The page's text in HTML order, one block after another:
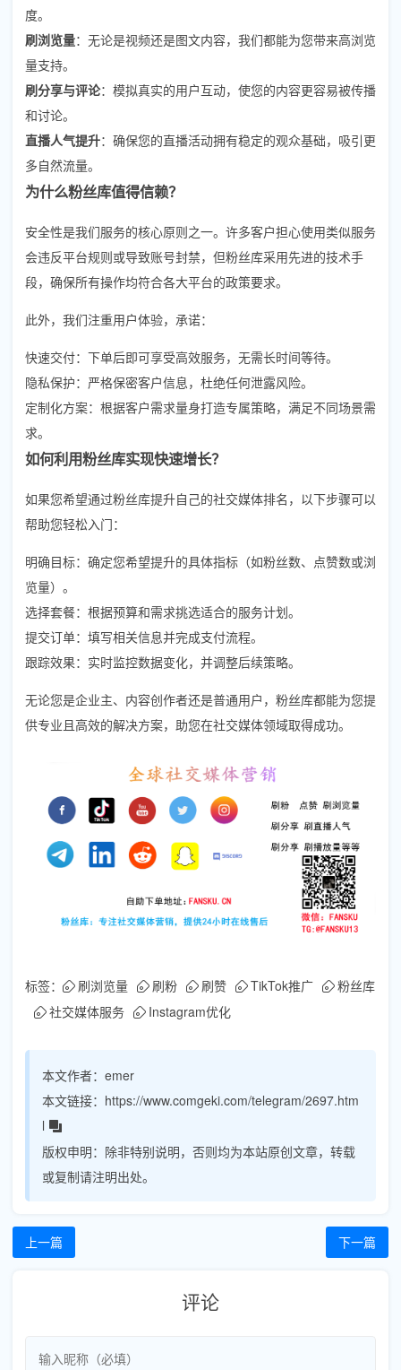
度。
刷浏览量：无论是视频还是图文内容，我们都能为您带来高浏览
量支持。
刷分享与评论：模拟真实的用户互动，使您的内容更容易被传播
和讨论。
直播人气提升：确保您的直播活动拥有稳定的观众基础，吸引更
多自然流量。
为什么粉丝库值得信赖？
安全性是我们服务的核心原则之一。许多客户担心使用类似服务
会违反平台规则或导致账号封禁，但粉丝库采用先进的技术手
段，确保所有操作均符合各大平台的政策要求。
此外，我们注重用户体验，承诺：
快速交付：下单后即可享受高效服务，无需长时间等待。
隐私保护：严格保密客户信息，杜绝任何泄露风险。
定制化方案：根据客户需求量身打造专属策略，满足不同场景需
求。
如何利用粉丝库实现快速增长？
如果您希望通过粉丝库提升自己的社交媒体排名，以下步骤可以
帮助您轻松入门：
明确目标：确定您希望提升的具体指标（如粉丝数、点赞数或浏
览量）。
选择套餐：根据预算和需求挑选适合的服务计划。
提交订单：填写相关信息并完成支付流程。
跟踪效果：实时监控数据变化，并调整后续策略。
无论您是企业主、内容创作者还是普通用户，粉丝库都能为您提
供专业且高效的解决方案，助您在社交媒体领域取得成功。
标签： 刷浏览量 刷粉 刷赞 TikTok推广
粉丝库
社交媒体服务
Instagram优化
本文作者： emer
本文链接： https://www.comgeki.com/telegram/2697.htm
l
版权申明： 除非特别说明，否则均为本站原创文章，转载
或复制请注明出处。
上一篇 下一篇
评论